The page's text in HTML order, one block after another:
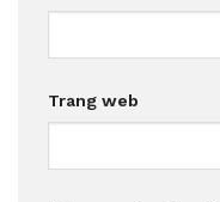
Trang web